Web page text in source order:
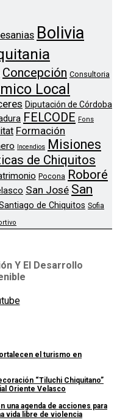
Bolivia
Concepción Consultoria
Local
Diputación de Córdoba
FELCODE Fons
Formación
Incendios
Misiones
de Chiquitos
Pocona Roboré
San José San
de Chiquitos Sofia
Y El Desarrollo
el turismo en
“Tiluchi Chiquitano”
Oriente Velasco
una agenda de acciones para
vida libre de violencia